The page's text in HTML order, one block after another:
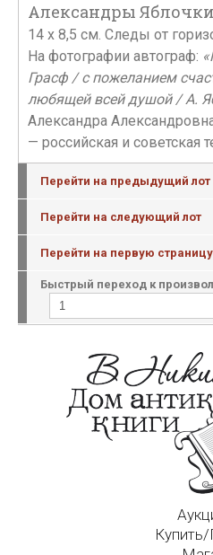
Александры
14 х 8,5 см. Следы от
На фотографии автограф:
Грасф / с пожеланием
любящей всей душой / А.
Александра
— российская и советская
Перейти на предыдущий лот
Перейти на следующий лот
Перейти на первую страницу
Быстрый переход к